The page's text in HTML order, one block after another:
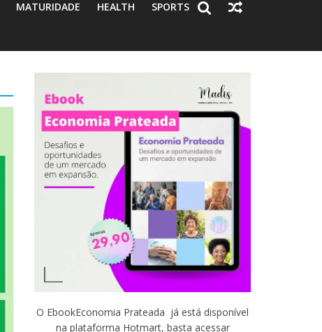
MATURIDADE HEALTH SPORTS
O EbookEconomia Prateada já está disponível
na plataforma Hotmart, basta acessar